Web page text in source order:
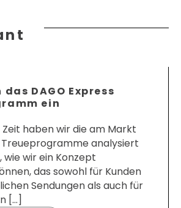
DAGO Express
ein
haben wir die am Markt
analysiert
wir ein Konzept
das sowohl für Kunden
Sendungen als auch für
[…]